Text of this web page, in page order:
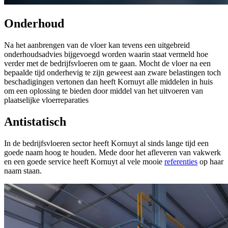
Onderhoud
Na het aanbrengen van de vloer kan tevens een uitgebreid
onderhoudsadvies bijgevoegd worden waarin staat vermeld hoe
verder met de bedrijfsvloeren om te gaan. Mocht de vloer na een
bepaalde tijd onderhevig te zijn geweest aan zware belastingen toch
beschadigingen vertonen dan heeft Kornuyt alle middelen in huis
om een oplossing te bieden door middel van het uitvoeren van
plaatselijke vloerreparaties
Antistatisch
In de bedrijfsvloeren sector heeft Kornuyt al sinds lange tijd een
goede naam hoog te houden. Mede door het afleveren van vakwerk
en een goede service heeft Kornuyt al vele mooie referenties op haar
naam staan.